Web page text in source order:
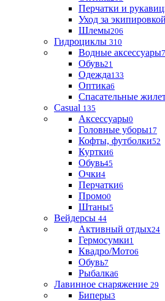
Перчатки и
Уход за экипировкой
Шлемы206
Гидроциклы 310
Водные аксессуары7
Обувь21
Одежда133
Оптика6
Спасательные
Casual 135
Аксессуары0
Головные уборы17
Кофты, футболки52
Куртки6
Обувь45
Очки4
Перчатки6
Промо0
Штаны5
Вейдерсы 44
Активный отдых24
Гермосумки1
Квадро/Мото6
Обувь7
Рыбалка6
Лавинное снаряжение 29
Биперы3